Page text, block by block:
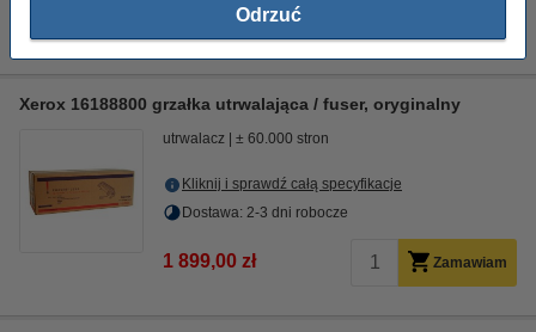
Odrzuć
Xerox 16188800 grzałka utrwalająca / fuser, oryginalny
utrwalacz ± 60.000 stron
Kliknij i sprawdź całą specyfikacje
Dostawa: 2-3 dni robocze
1 899,00 zł Zamawiam